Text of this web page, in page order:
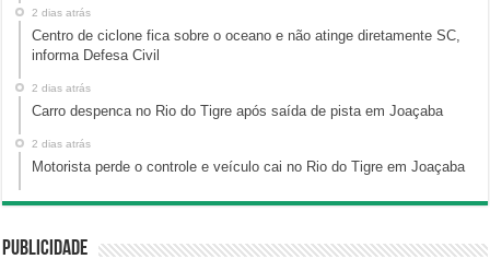
2 dias atrás
Centro de ciclone fica sobre o oceano e não atinge diretamente SC,
informa Defesa Civil
2 dias atrás
Carro despenca no Rio do Tigre após saída de pista em Joaçaba
2 dias atrás
Motorista perde o controle e veículo cai no Rio do Tigre em Joaçaba
Publicidade